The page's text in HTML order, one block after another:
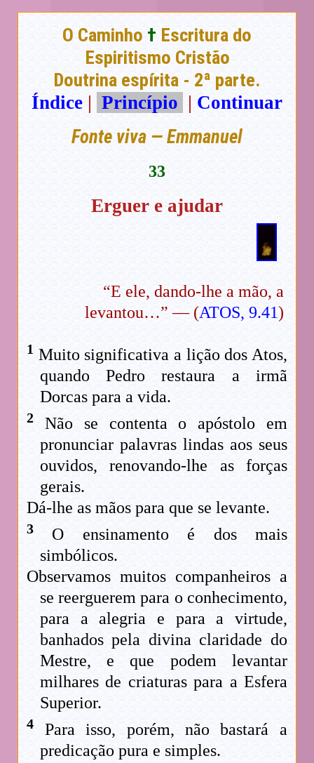
O Caminho † Escritura do
Espiritismo Cristão
Doutrina espírita - 2ª parte.
Índice | Princípio | Continuar
Fonte viva — Emmanuel
33
Erguer e ajudar
“E ele, dando-lhe a mão, a
levantou…” — (ATOS, 9.41)
1 Muito significativa a lição dos Atos,
quando Pedro restaura a irmã
Dorcas para a vida.
2 Não se contenta o apóstolo em
pronunciar palavras lindas aos seus
ouvidos, renovando-lhe as forças
gerais.
Dá-lhe as mãos para que se levante.
3 O ensinamento é dos mais
simbólicos.
Observamos muitos companheiros a
se reerguerem para o conhecimento,
para a alegria e para a virtude,
banhados pela divina claridade do
Mestre, e que podem levantar
milhares de criaturas para a Esfera
Superior.
4 Para isso, porém, não bastará a
predicação pura e simples.